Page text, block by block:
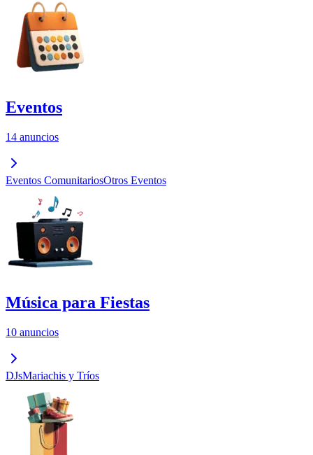
Eventos
14 anuncios
Eventos ComunitariosOtros Eventos
Música para Fiestas
10 anuncios
DJsMariachis y Tríos